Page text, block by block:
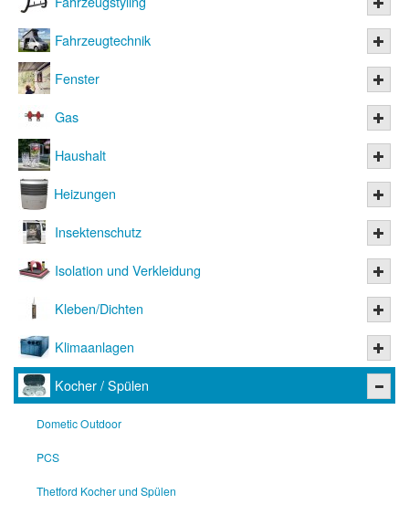
Fahrzeugtechnik
Fenster
Gas
Haushalt
Heizungen
Insektenschutz
Isolation und Verkleidung
Kleben/Dichten
Klimaanlagen
Kocher / Spülen
Dometic Outdoor
PCS
Thetford Kocher und Spülen